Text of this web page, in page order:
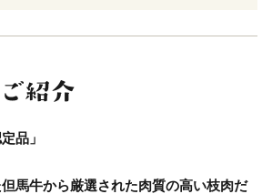
品」
馬牛から厳選された肉質の高い枝肉だ